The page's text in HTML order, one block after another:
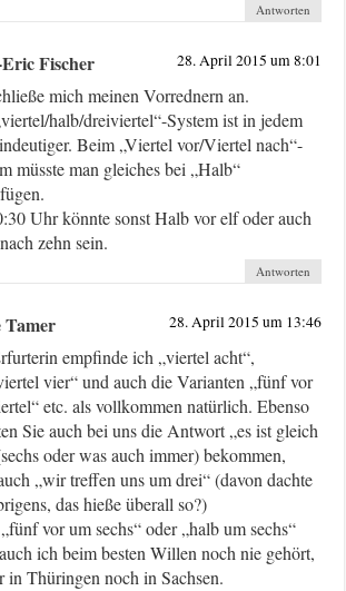
Antworten
Eric Fischer 28. April 2015 um 8:01
mich meinen Vorrednern an.
halb/dreiviertel“-System ist in jedem
Beim „Viertel vor/Viertel nach“-
müsste man gleiches bei „Halb“
Uhr könnte sonst Halb vor elf oder auch
zehn sein.
Antworten
Tamer 28. April 2015 um 13:46
empfinde ich „viertel acht“,
vier“ und auch die Varianten „fünf vor
etc. als vollkommen natürlich. Ebenso
Sie auch bei uns die Antwort „es ist gleich
oder was auch immer) bekommen,
„wir treffen uns um drei“ (davon dachte
das hieße überall so?)
vor um sechs“ oder „halb um sechs“
ich beim besten Willen noch nie gehört,
in Thüringen noch in Sachsen.